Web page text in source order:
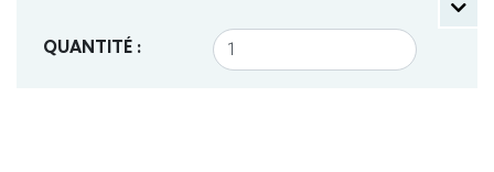
QUANTITÉ :